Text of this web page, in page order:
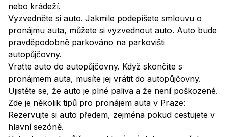
nebo krádeží.
Vyzvedněte si auto. Jakmile podepíšete smlouvu o
pronájmu auta, můžete si vyzvednout auto. Auto bude
pravděpodobně parkováno na parkovišti
autopůjčovny.
Vraťte auto do autopůjčovny. Když skončíte s
pronájmem auta, musíte jej vrátit do autopůjčovny.
Ujistěte se, že auto je plné paliva a že není poškozené.
Zde je několik tipů pro pronájem auta v Praze:
Rezervujte si auto předem, zejména pokud cestujete v
hlavní sezóně.